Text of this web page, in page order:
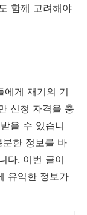
함께 고려해야
에게 재기의 기
신청 자격을 충
을 수 있습니
한 정보를 바
다. 이번 글이
유익한 정보가